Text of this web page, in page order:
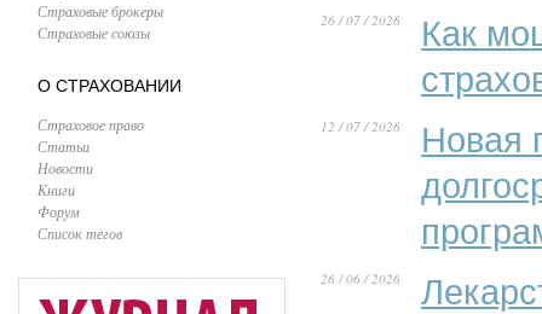
Страховые брокеры
Страховые союзы
О СТРАХОВАНИИ
Страховое право
Статьи
Новости
Книги
Форум
Список тегов
26 / 07 / 2026
Как
12 / 07 / 2026
Новая
26 / 06 / 2026